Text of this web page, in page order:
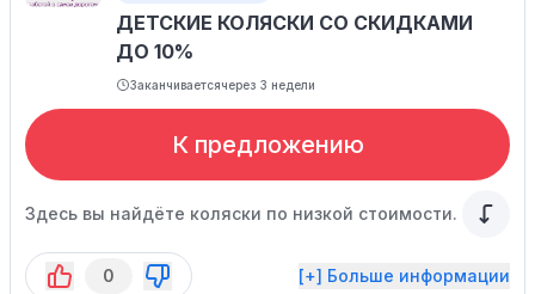
ДЕТСКИЕ КОЛЯСКИ СО СКИДКАМИ
ДО 10%
Заканчиваетсячерез 3 недели
К предложению
Здесь вы найдёте коляски по низкой стоимости.
0 [+] Больше информации